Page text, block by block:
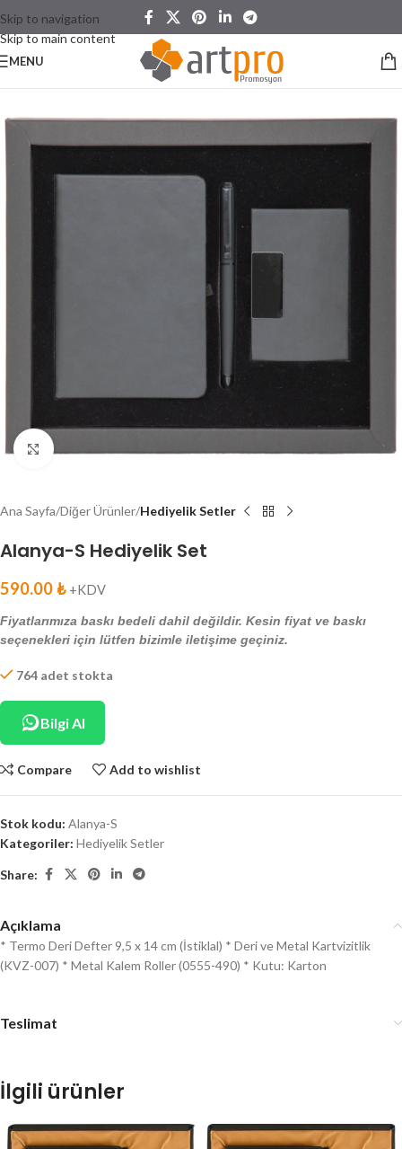
Skip to navigation
Skip to main content
MENU
Click to enlarge
Ana Sayfa Diğer Ürünler Hediyelik Setler
Alanya-S Hediyelik Set
590.00₺ +KDV
Fiyatlarımıza baskı bedeli dahil değildir. Kesin fiyat ve baskı
seçenekleri için lütfen bizimle iletişime geçiniz.
764 adet stokta
Bilgi Al
Compare Add to wishlist
Stok kodu: Alanya-S
Kategoriler: Hediyelik Setler
Share:
Açıklama
* Termo Deri Defter 9,5 x 14 cm (İstiklal) * Deri ve Metal Kartvizitlik
(KVZ-007) * Metal Kalem Roller (0555-490) * Kutu: Karton
Teslimat
İlgili ürünler